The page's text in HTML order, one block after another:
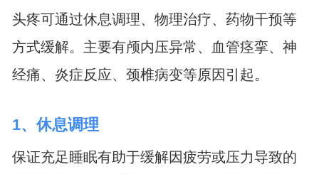
头疼可通过休息调理、物理治疗、药物干预等
方式缓解。主要有颅内压异常、血管痉挛、神
经痛、炎症反应、颈椎病变等原因引起。
1、休息调理
保证充足睡眠有助于缓解因疲劳或压力导致的